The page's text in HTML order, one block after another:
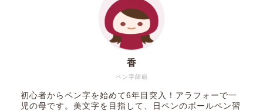
ペン字師範
香
初心者からペン字を始めて6年目突入！アラフォーで一
児の母です。美文字を目指して、日ペンのボールペン習